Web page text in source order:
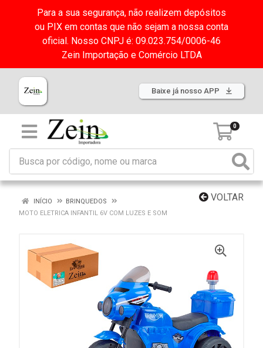
Para a sua segurança, não realizem depósitos
ou PIX em contas que não sejam a nossa conta
oficial. Nosso CNPJ é: 09.023.754/0006-46
Zein Importação e Comércio LTDA
Baixe já nosso APP
0
VOLTAR
INÍCIO
BRINQUEDOS
MOTO ELETRICA INFANTIL 6V COM LUZES E SOM